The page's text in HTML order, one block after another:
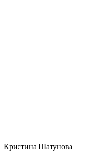
Кристина Шатунова